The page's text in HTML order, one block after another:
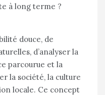
à long terme ?
douce, de
d’analyser la
parcourue et la
la société, la culture
locale. Ce concept